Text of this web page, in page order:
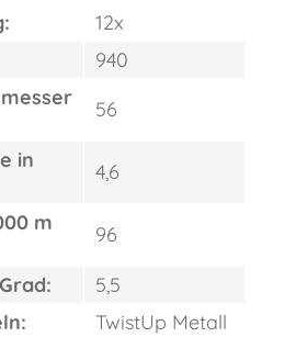
12x
940
56
in
4,6
m
96
5,5
TwistUp Metall